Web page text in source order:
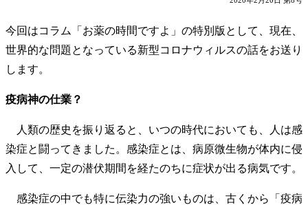
今回はコラム「お薬の時間ですよ」の特別版として、現在、
世界的な問題となっている新型コロナウィルスの話をお送り
します。
疫病神の仕業？
人類の歴史を振り返ると、いつの時代においても、人は感
染症と闘ってきました。感染症とは、病原微生物が体内に侵
入して、一定の潜伏期間を経たのちに症状が出る病気です。
感染症の中でも特に伝染力の強いものは、古くから「疫病